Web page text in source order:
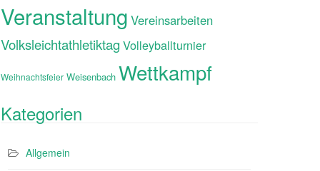
Veranstaltung Vereinsarbeiten
Volksleichtathletiktag Volleyballturnier
Weihnachtsfeier Weisenbach Wettkampf
Kategorien
Allgemein